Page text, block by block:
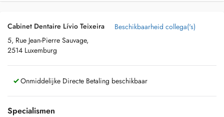
Cabinet Dentaire Lívio Teixeira
5, Rue Jean-Pierre Sauvage,
2514 Luxemburg
Beschikbaarheid collega('s)
Onmiddelijke Directe Betaling beschikbaar
Specialismen